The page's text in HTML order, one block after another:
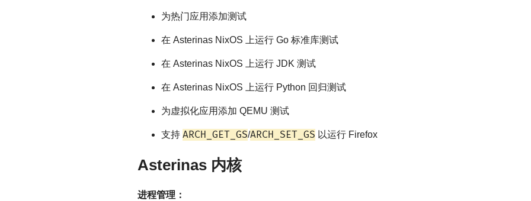
为热门应用添加测试
在 Asterinas NixOS 上运行 Go 标准库测试
在 Asterinas NixOS 上运行 JDK 测试
在 Asterinas NixOS 上运行 Python 回归测试
为虚拟化应用添加 QEMU 测试
支持 ARCH_GET_GS/ARCH_SET_GS 以运行 Firefox
Asterinas 内核
进程管理：